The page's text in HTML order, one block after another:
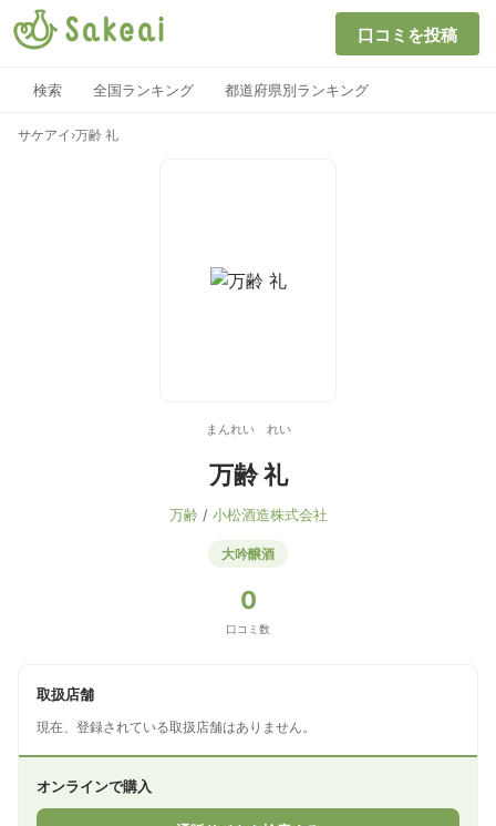
口コミを投稿
検索 全国ランキング 都道府県別ランキング
サケアイ ›万齢 礼
まんれい れい
万齢 礼
万齢 / 小松酒造株式会社
大吟醸酒
0
口コミ数
取扱店舗
現在、登録されている取扱店舗はありません。
オンラインで購入